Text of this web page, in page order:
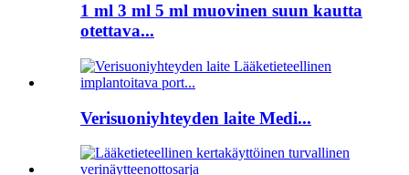
1 ml 3 ml 5 ml muovinen suun kautta
otettava...
Verisuoniyhteyden laite Medi...